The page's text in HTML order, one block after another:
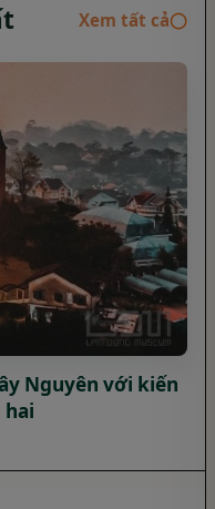
Xem tất cả◯
Nguyên với kiến